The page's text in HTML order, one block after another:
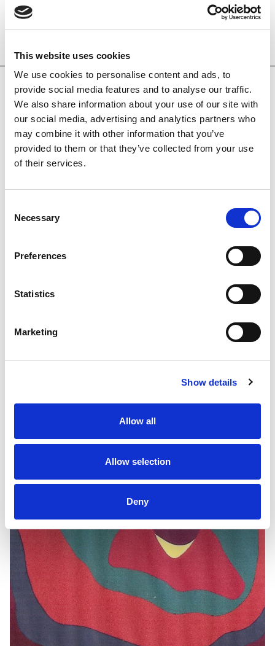
This website uses cookies
We use cookies to personalise content and ads, to
provide social media features and to analyse our traffic.
We also share information about your use of our site with
our social media, advertising and analytics partners who
may combine it with other information that you’ve
provided to them or that they’ve collected from your use
of their services.
Selection
Necessary
Preferences
Statistics
Marketing
Show details
Allow all
Allow selection
Deny
ALTRES OBRES
Vidas breves